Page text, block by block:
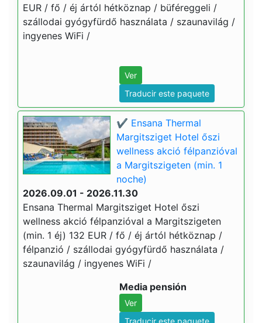
EUR / fő / éj ártól hétköznap / büféreggeli /
szállodai gyógyfürdő használata / szaunavilág /
ingyenes WiFi /
Ver
Traducir este paquete
✔️ Ensana Thermal
Margitsziget Hotel őszi
wellness akció félpanzióval
a Margitszigeten (min. 1
noche)
2026.09.01 - 2026.11.30
Ensana Thermal Margitsziget Hotel őszi
wellness akció félpanzióval a Margitszigeten
(min. 1 éj) 132 EUR / fő / éj ártól hétköznap /
félpanzió / szállodai gyógyfürdő használata /
szaunavilág / ingyenes WiFi /
Media pensión
Ver
Traducir este paquete